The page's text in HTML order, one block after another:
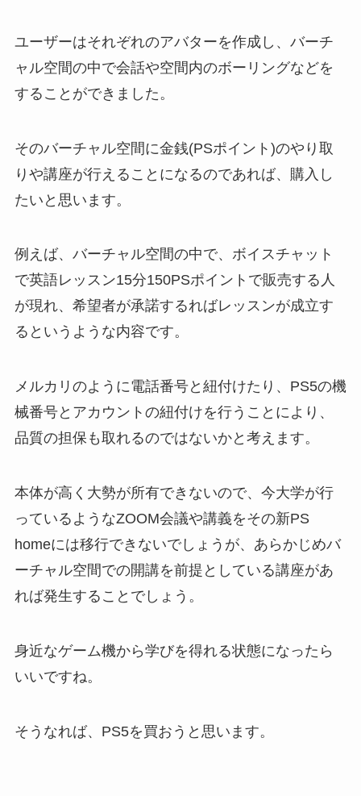
ユーザーはそれぞれのアバターを作成し、バーチ
ャル空間の中で会話や空間内のボーリングなどを
することができました。
そのバーチャル空間に金銭(PSポイント)のやり取
りや講座が行えることになるのであれば、購入し
たいと思います。
例えば、バーチャル空間の中で、ボイスチャット
で英語レッスン15分150PSポイントで販売する人
が現れ、希望者が承諾するればレッスンが成立す
るというような内容です。
メルカリのように電話番号と紐付けたり、PS5の機
械番号とアカウントの紐付けを行うことにより、
品質の担保も取れるのではないかと考えます。
本体が高く大勢が所有できないので、今大学が行
っているようなZOOM会議や講義をその新PS
homeには移行できないでしょうが、あらかじめバ
ーチャル空間での開講を前提としている講座があ
れば発生することでしょう。
身近なゲーム機から学びを得れる状態になったら
いいですね。
そうなれば、PS5を買おうと思います。